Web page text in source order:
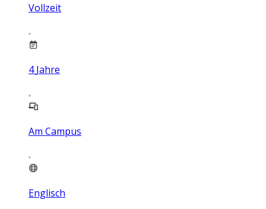
Vollzeit
4 Jahre
Am Campus
Englisch